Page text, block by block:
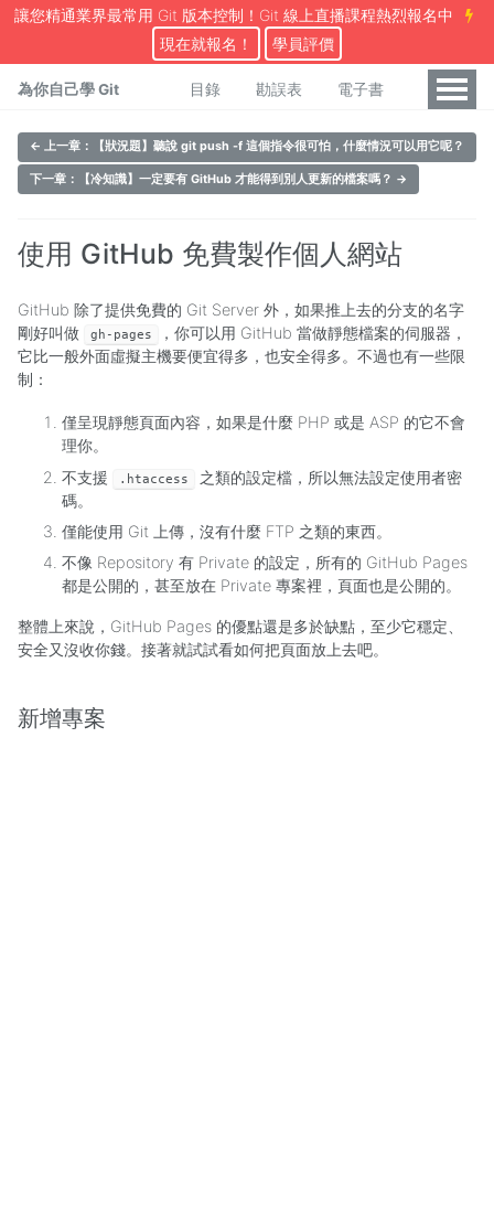
讓您精通業界最常用 Git 版本控制！Git 線上直播課程熱烈報名中
現在就報名！
學員評價
為你自己學 Git 目錄 勘誤表 電子書
← 上一章：【狀況題】聽說 git push -f 這個指令很可怕，什麼情況可以用它呢？
下一章：【冷知識】一定要有 GitHub 才能得到別人更新的檔案嗎？ →
使用 GitHub 免費製作個人網站
GitHub 除了提供免費的 Git Server 外，如果推上去的分支的名字
剛好叫做
gh-pages
，你可以用 GitHub 當做靜態檔案的伺服器，
它比一般外面虛擬主機要便宜得多，也安全得多。不過也有一些限
制：
僅呈現靜態頁面內容，如果是什麼 PHP 或是 ASP 的它不會
理你。
不支援
.htaccess
之類的設定檔，所以無法設定使用者密
碼。
僅能使用 Git 上傳，沒有什麼 FTP 之類的東西。
不像 Repository 有 Private 的設定，所有的 GitHub Pages
都是公開的，甚至放在 Private 專案裡，頁面也是公開的。
整體上來說，GitHub Pages 的優點還是多於缺點，至少它穩定、
安全又沒收你錢。接著就試試看如何把頁面放上去吧。
新增專案